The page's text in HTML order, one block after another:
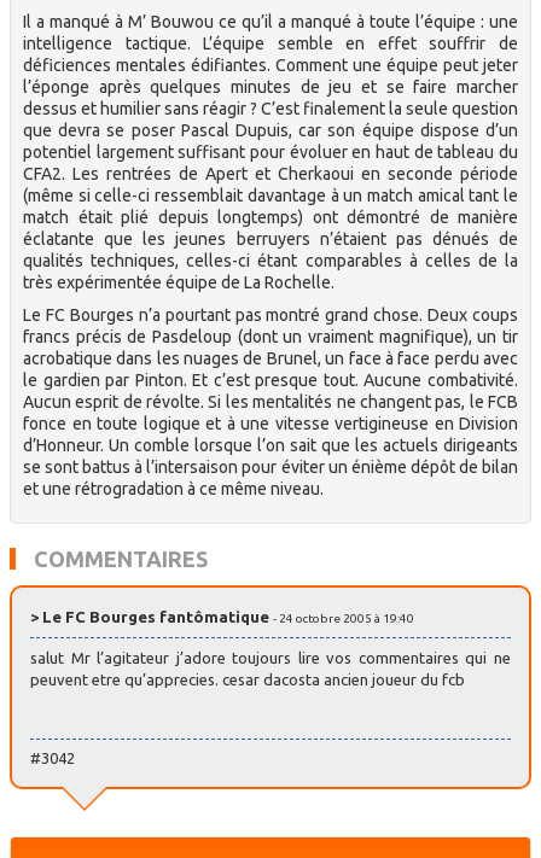
Il a manqué à M’ Bouwou ce qu’il a manqué à toute l’équipe : une
intelligence tactique. L’équipe semble en effet souffrir de
déficiences mentales édifiantes. Comment une équipe peut jeter
l’éponge après quelques minutes de jeu et se faire marcher
dessus et humilier sans réagir ? C’est finalement la seule question
que devra se poser Pascal Dupuis, car son équipe dispose d’un
potentiel largement suffisant pour évoluer en haut de tableau du
CFA2. Les rentrées de Apert et Cherkaoui en seconde période
(même si celle-ci ressemblait davantage à un match amical tant le
match était plié depuis longtemps) ont démontré de manière
éclatante que les jeunes berruyers n’étaient pas dénués de
qualités techniques, celles-ci étant comparables à celles de la
très expérimentée équipe de La Rochelle.
Le FC Bourges n’a pourtant pas montré grand chose. Deux coups
francs précis de Pasdeloup (dont un vraiment magnifique), un tir
acrobatique dans les nuages de Brunel, un face à face perdu avec
le gardien par Pinton. Et c’est presque tout. Aucune combativité.
Aucun esprit de révolte. Si les mentalités ne changent pas, le FCB
fonce en toute logique et à une vitesse vertigineuse en Division
d’Honneur. Un comble lorsque l’on sait que les actuels dirigeants
se sont battus à l’intersaison pour éviter un énième dépôt de bilan
et une rétrogradation à ce même niveau.
COMMENTAIRES
> Le FC Bourges fantômatique - 24 octobre 2005 à 19:40
salut Mr l’agitateur j’adore toujours lire vos commentaires qui ne
peuvent etre qu’apprecies. cesar dacosta ancien joueur du fcb
#3042